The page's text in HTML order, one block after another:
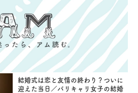
結婚式は恋と友情の終わり？ついに
迎えた当日／バリキャリ女子の結婚